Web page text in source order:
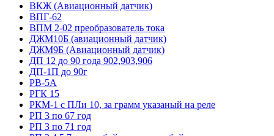
ВКЖ (Авиационный датчик)
ВПГ-62
ВПМ 2-02 преобразователь тока
ДЖМ10Б (авиационный датчик)
ДЖМ9Б (Авиационный датчик)
ДП 12 до 90 года 902,903,906
ДП-1П до 90г
РВ-5А
РГК 15
РКМ-1 с ПЛи 10, за грамм указаный на реле
РП 3 по 67 год
РП 3 по 71 год